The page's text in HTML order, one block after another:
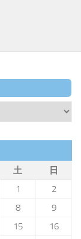
土
日
1
2
8
9
15
16